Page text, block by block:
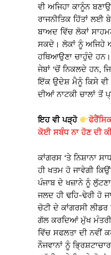
ਵੀ ਅਜਿਹਾ ਕਾਨੂੰਨ
ਰਾਜਨੀਤਿਕ ਹਿੱਤਾਂ
ਬਾਅਦ ਵਿੱਚ ਲੋਕਾਂ
ਸਕਦੇ। ਲੋਕਾਂ ਨੂੰ ਅਜਿਹੇ
ਹਥਿਆਉਣਾ ਚਾਹੁੰਦੇ
ਜੇਬਾਂ ‘ਚੋਂ ਨਿਕਲਦੇ ਹਨ,
ਇੱਕ ਉਦੇਸ਼ ਮੈਨੂੰ ਕਿਸੇ ਵੀ
ਦੀਆਂ ਨਾਟਕੀ ਚਾਲਾਂ ਤੋਂ
ਇਹ ਵੀ ਪੜ੍ਹੋ
ਕੋਈ ਸਬੰਧ ਨਾ ਹੋਣ ਦੀ
ਕਾਂਗਰਸ ‘ਤੇ ਨਿਸ਼ਾਨਾ
ਹੀ ਖਤਮ ਹੋ ਜਾਵੇਗੀ
ਪੰਜਾਬ ਦੇ ਖਜ਼ਾਨੇ ਨੂੰ
ਜਲਦ ਹੀ ਢਹਿ-ਢੇਰੀ ਹੋ
ਚੋਟੀ ਦੇ ਕਾਂਗਰਸੀ ਲੀਡਰ
ਗੱਲ ਕਰਦਿਆਂ ਮੁੱਖ ਮੰਤਰੀ
ਵਿੱਚ ਸਫਲਤਾ ਦੀ ਨਵੀਂ
ਨੌਜਵਾਨਾਂ ਨੂੰ